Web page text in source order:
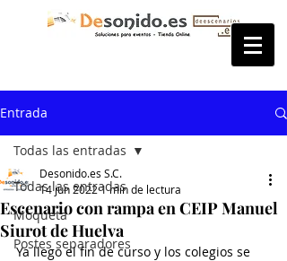
Entrada
Todas las entradas
Moqueta
Postes separadores
Todas las entradas
Escenario con rampa en CEIP Manuel
Siurot de Huelva
Desonido.es S.C.
14 jun 20221 min de lectura
Ya llego el fin de curso y los colegios se